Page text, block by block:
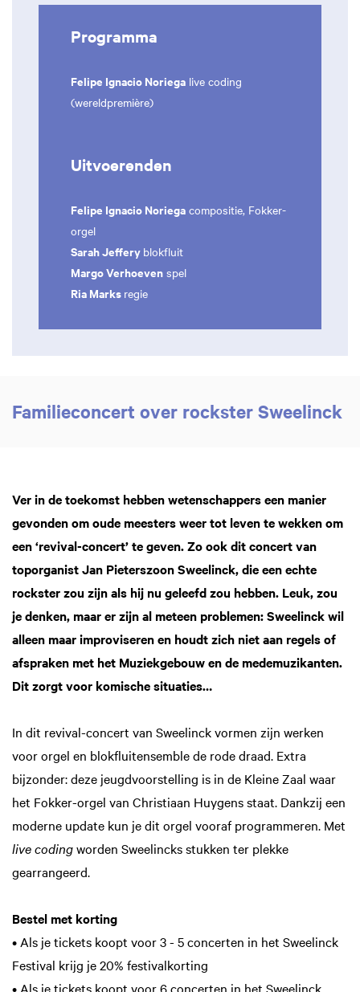
Programma
Felipe Ignacio Noriega live coding
(wereldpremière)
Uitvoerenden
Felipe Ignacio Noriega compositie, Fokker-
orgel
Sarah Jeffery blokfluit
Margo Verhoeven spel
Ria Marks regie
Familieconcert over rockster Sweelinck
Ver in de toekomst hebben wetenschappers een manier
gevonden om oude meesters weer tot leven te wekken om
een ‘revival-concert’ te geven. Zo ook dit concert van
toporganist Jan Pieterszoon Sweelinck, die een echte
rockster zou zijn als hij nu geleefd zou hebben. Leuk, zou
je denken, maar er zijn al meteen problemen: Sweelinck wil
alleen maar improviseren en houdt zich niet aan regels of
afspraken met het Muziekgebouw en de medemuzikanten.
Dit zorgt voor komische situaties…
In dit revival-concert van Sweelinck vormen zijn werken
voor orgel en blokfluitensemble de rode draad. Extra
bijzonder: deze jeugdvoorstelling is in de Kleine Zaal waar
het Fokker-orgel van Christiaan Huygens staat. Dankzij een
moderne update kun je dit orgel vooraf programmeren. Met
live codingworden Sweelincks stukken ter plekke
gearrangeerd.
Bestel met korting
• Als je tickets koopt voor 3 - 5 concerten in het Sweelinck
Festival krijg je 20% festivalkorting
• Als je tickets koopt voor 6 concerten in het Sweelinck